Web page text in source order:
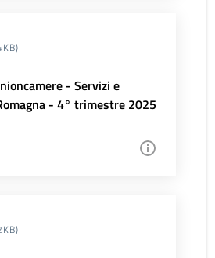
- Servizi e
- 4° trimestre 2025